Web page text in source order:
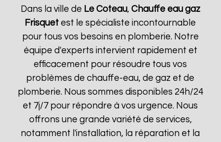
Dans la ville de Le Coteau, Chauffe eau gaz
Frisquet est le spécialiste incontournable
pour tous vos besoins en plomberie. Notre
équipe d'experts intervient rapidement et
efficacement pour résoudre tous vos
problèmes de chauffe-eau, de gaz et de
plomberie. Nous sommes disponibles 24h/24
et 7j/7 pour répondre à vos urgence. Nous
offrons une grande variété de services,
notamment l'installation, la réparation et la